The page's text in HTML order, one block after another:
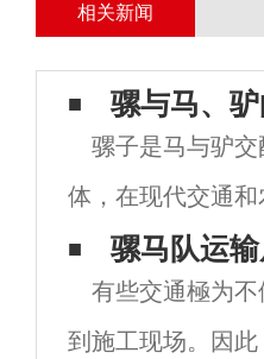
相关新闻
骡与马、驴
骡子是马与驴
体，在现代交通
广泛的应用。说
背后的原因吗？
骡马队运
有些交通極为
到施工现场。因